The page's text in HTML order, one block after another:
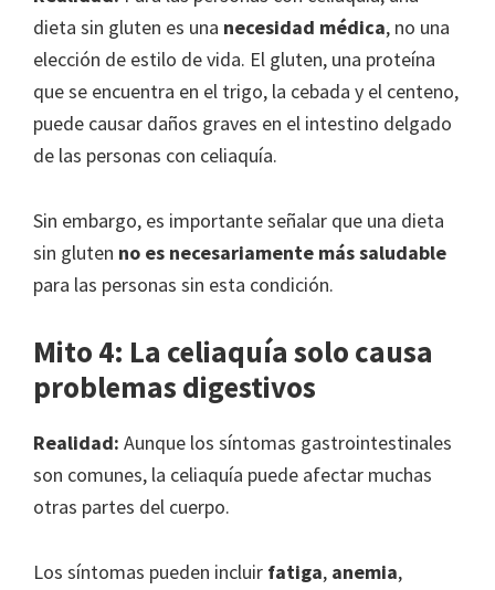
dieta sin gluten es una necesidad médica, no una
elección de estilo de vida. El gluten, una proteína
que se encuentra en el trigo, la cebada y el centeno,
puede causar daños graves en el intestino delgado
de las personas con celiaquía.
Sin embargo, es importante señalar que una dieta
sin gluten no es necesariamente más saludable
para las personas sin esta condición.
Mito 4: La celiaquía solo causa
problemas digestivos
Realidad: Aunque los síntomas gastrointestinales
son comunes, la celiaquía puede afectar muchas
otras partes del cuerpo.
Los síntomas pueden incluir fatiga, anemia,